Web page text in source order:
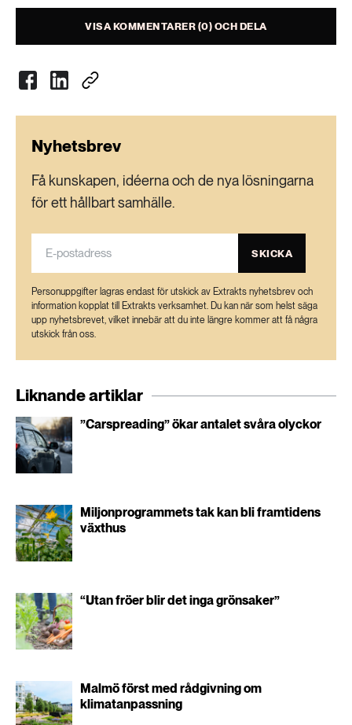
VISA KOMMENTARER (0) OCH DELA
Nyhetsbrev
Få kunskapen, idéerna och de nya lösningarna
för ett hållbart samhälle.
SKICKA
Personuppgifter lagras endast för utskick av Extrakts nyhetsbrev och
information kopplat till Extrakts verksamhet. Du kan när som helst säga
upp nyhetsbrevet, vilket innebär att du inte längre kommer att få några
utskick från oss.
Liknande artiklar
”Carspreading” ökar antalet svåra olyckor
Miljonprogrammets tak kan bli framtidens
växthus
“Utan fröer blir det inga grönsaker”
Malmö först med rådgivning om
klimatanpassning